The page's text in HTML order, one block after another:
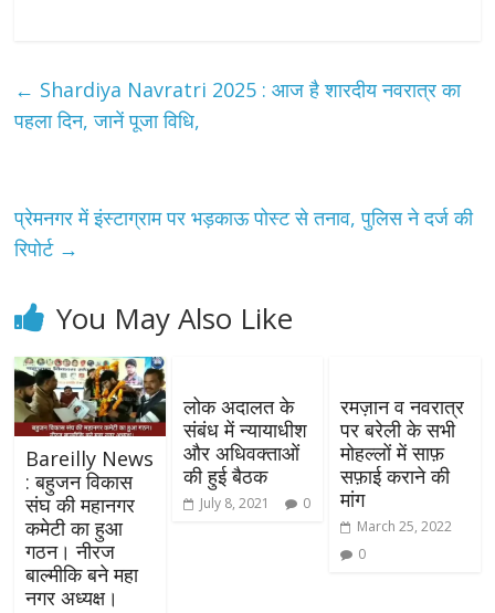
← Shardiya Navratri 2025 : आज है शारदीय नवरात्र का
पहला दिन, जानें पूजा विधि,
प्रेमनगर में इंस्टाग्राम पर भड़काऊ पोस्ट से तनाव, पुलिस ने दर्ज की
रिपोर्ट →
You May Also Like
Bareilly News
: बहुजन विकास
संघ की महानगर
कमेटी का हुआ
गठन। नीरज
बाल्मीकि बने महा
नगर अध्यक्ष।
लोक अदालत के
संबंध में न्यायाधीश
और अधिवक्ताओं
की हुई बैठक
July 8, 2021 0
रमज़ान व नवरात्र
पर बरेली के सभी
मोहल्लों में साफ़
सफ़ाई कराने की
मांग
March 25, 2022
0